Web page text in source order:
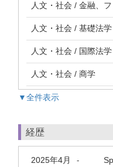
人文・社会 / 金融、
人文・社会 / 基礎法学
人文・社会 / 国際法学
人文・社会 / 商学
▼全件表示
経歴
2025年4月 -